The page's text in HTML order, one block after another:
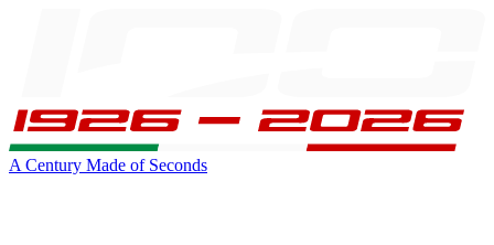
A Century Made of Seconds